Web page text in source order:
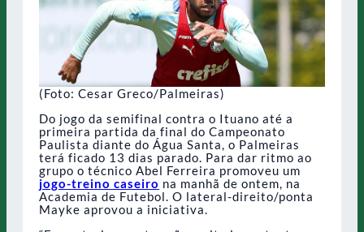
(Foto: Cesar Greco/Palmeiras)
Do jogo da semifinal contra o Ituano até a
primeira partida da final do Campeonato
Paulista diante do Água Santa, o Palmeiras
terá ficado 13 dias parado. Para dar ritmo ao
grupo o técnico Abel Ferreira promoveu um
jogo-treino caseiro na manhã de ontem, na
Academia de Futebol. O lateral-direito/ponta
Mayke aprovou a iniciativa.